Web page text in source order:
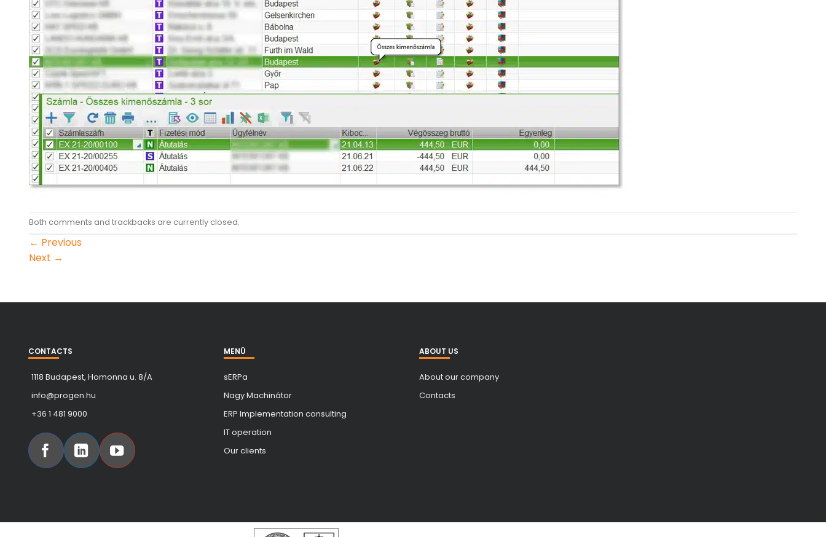
Both comments and trackbacks are currently closed.
← Previous
Next →
CONTACTS
1118 Budapest, Homonna u. 8/A
info@progen.hu
+36 1 481 9000
MENÜ
sERPa
Nagy Machinátor
ERP Implementation consulting
IT operation
Our clients
ABOUT US
About our company
Contacts